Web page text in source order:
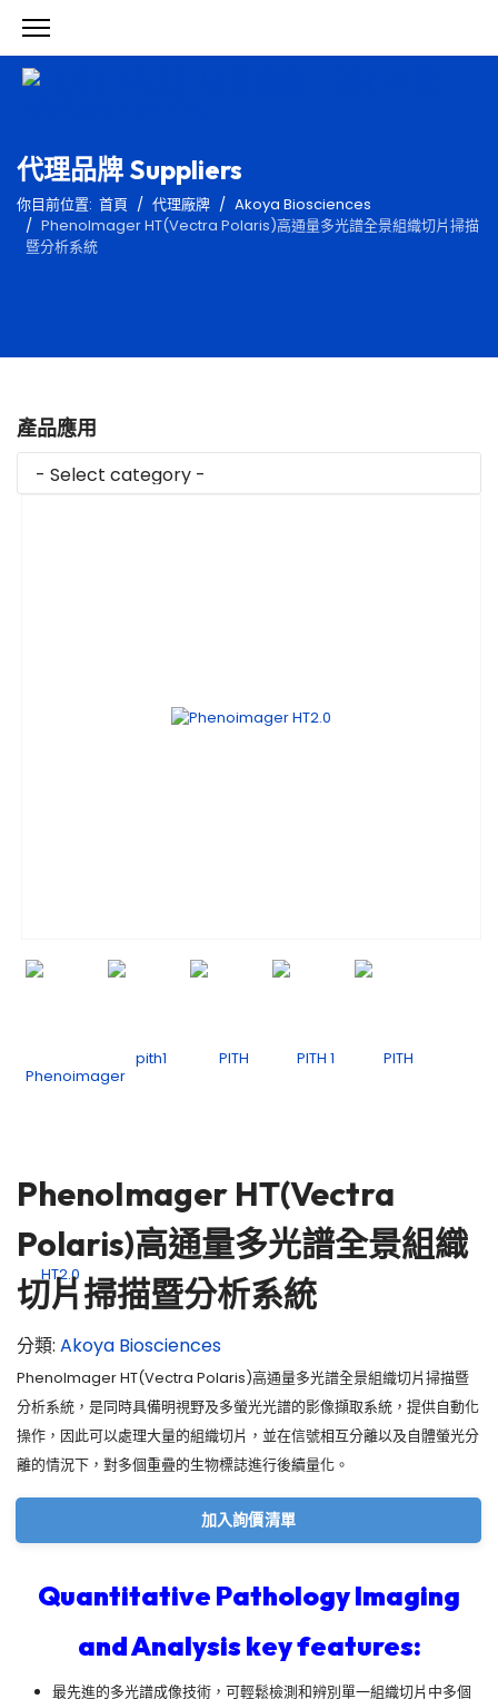
代理品牌 Suppliers
你目前位置: 首頁 代理廠牌
Akoya Biosciences
PhenoImager HT(Vectra Polaris)高通量多光譜全景組織切片掃描
暨分析系統
產品應用
PhenoImager HT(Vectra
Polaris)高通量多光譜全景組織
切片掃描暨分析系統
分類: Akoya Biosciences
PhenoImager HT(Vectra Polaris)高通量多光譜全景組織切片掃描暨
分析系統，是同時具備明視野及多螢光光譜的影像擷取系統，提供自動化
操作，因此可以處理大量的組織切片，並在信號相互分離以及自體螢光分
離的情況下，對多個重疊的生物標誌進行後續量化。
加入詢價清單
Quantitative Pathology Imaging
and Analysis key features:
最先進的多光譜成像技術，可輕鬆檢測和辨別單一組織切片中多個